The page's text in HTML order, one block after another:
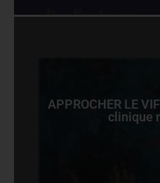
APPROCHER LE
clinique